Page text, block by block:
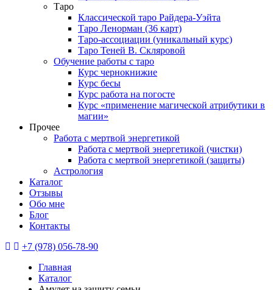
Таро
Классической таро Райдера-Уэйта
Таро Ленорман (36 карт)
Таро-ассоциации (уникальный курс)
Таро Теней В. Скляровой
Обучение работы с таро
Курс чернокнижие
Курс бесы
Курс работа на погосте
Курс «применение магической атрибутики в
магии»
Прочее
Работа с мертвой энергетикой
Работа с мертвой энергетикой (чистки)
Работа с мертвой энергетикой (защиты)
Астрология
Каталог
Отзывы
Обо мне
Блог
Контакты
+7 (978) 056-78-90
Главная
Каталог